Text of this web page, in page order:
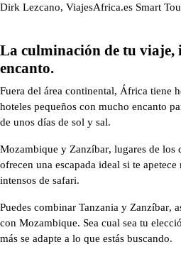
Dirk Lezcano, ViajesAfrica.es Smart
La culminación de tu viaje,
encanto.
Fuera del área continental, África tiene
hoteles pequeños con mucho encanto
de unos días de sol y sal.
Mozambique y Zanzíbar, lugares de los
ofrecen una escapada ideal si te apetece
intensos de safari.
Puedes combinar Tanzania y Zanzíbar,
con Mozambique. Sea cual sea tu
más se adapte a lo que estás buscando.